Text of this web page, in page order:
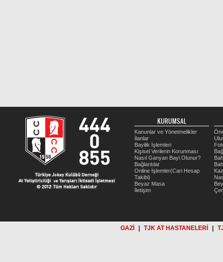
KURUMSAL
Kanunlar ve Yönetmelikler
İlanlar
Bayilik İşlemleri
Kişisel Verilerin Korunması
Nasıl Ganyan Bayi Olunur?
Bağlantılar
Online İşlemler(Cari Hesap
Takibi)
Beyaz Masa
İletişim
GAZİ TJK AT HASTANELERİ